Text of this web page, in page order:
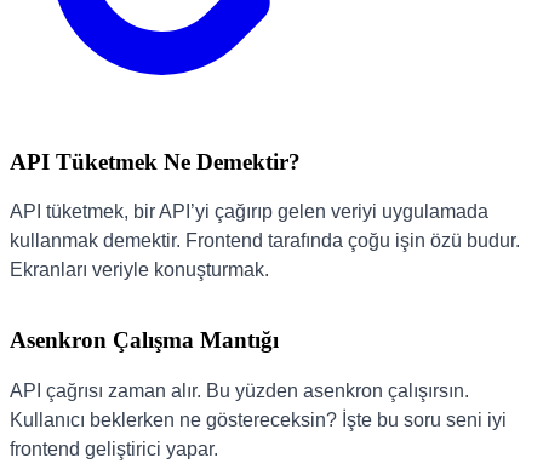
API Tüketmek Ne Demektir?
API tüketmek, bir API’yi çağırıp gelen veriyi uygulamada
kullanmak demektir. Frontend tarafında çoğu işin özü budur.
Ekranları veriyle konuşturmak.
Asenkron Çalışma Mantığı
API çağrısı zaman alır. Bu yüzden asenkron çalışırsın.
Kullanıcı beklerken ne göstereceksin? İşte bu soru seni iyi
frontend geliştirici yapar.